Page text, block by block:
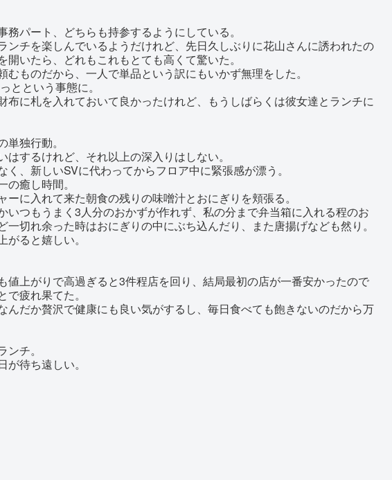
パート、どちらも持参するようにしている。
ンチを楽しんでいるようだけれど、先日久しぶりに花山さんに誘われたの
いたら、どれもこれもとても高くて驚いた。
ものだから、一人で単品という訳にもいかず無理をした。
とという事態に。
布に札を入れておいて良かったけれど、もうしばらくは彼女達とランチに
独行動。
するけれど、それ以上の深入りはしない。
、新しいSVに代わってからフロア中に緊張感が漂う。
癒し時間。
に入れて来た朝食の残りの味噌汁とおにぎりを頬張る。
いつもうまく3人分のおかずが作れず、私の分まで弁当箱に入れる程のお
切れ余った時はおにぎりの中にぶち込んだり、また唐揚げなども然り。
ると嬉しい。
値上がりで高過ぎると3件程店を回り、結局最初の店が一番安かったので
疲れ果てた。
んだか贅沢で健康にも良い気がするし、毎日食べても飽きないのだから万
チ。
待ち遠しい。